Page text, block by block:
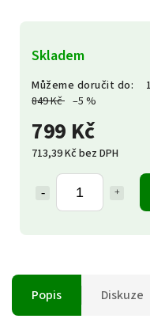
849 Kč –5 %
799 Kč
713,39 Kč bez DPH
Skladem
Můžeme doručit do:
Popis Diskuze